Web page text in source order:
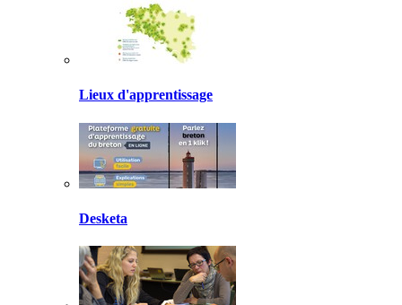
Lieux d'apprentissage
Desketa